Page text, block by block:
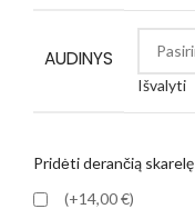
AUDINYS
Išvalyti
Pridėti derančią skarelę
(+14,00 €)